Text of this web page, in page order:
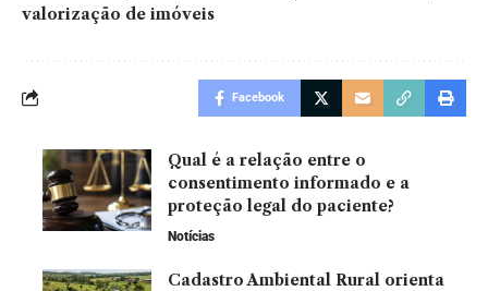
valorização de imóveis
Facebook
Qual é a relação entre o
consentimento informado e a
proteção legal do paciente?
Notícias
Cadastro Ambiental Rural orienta